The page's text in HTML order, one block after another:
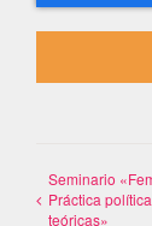
Seminario
Práctica
teóricas»